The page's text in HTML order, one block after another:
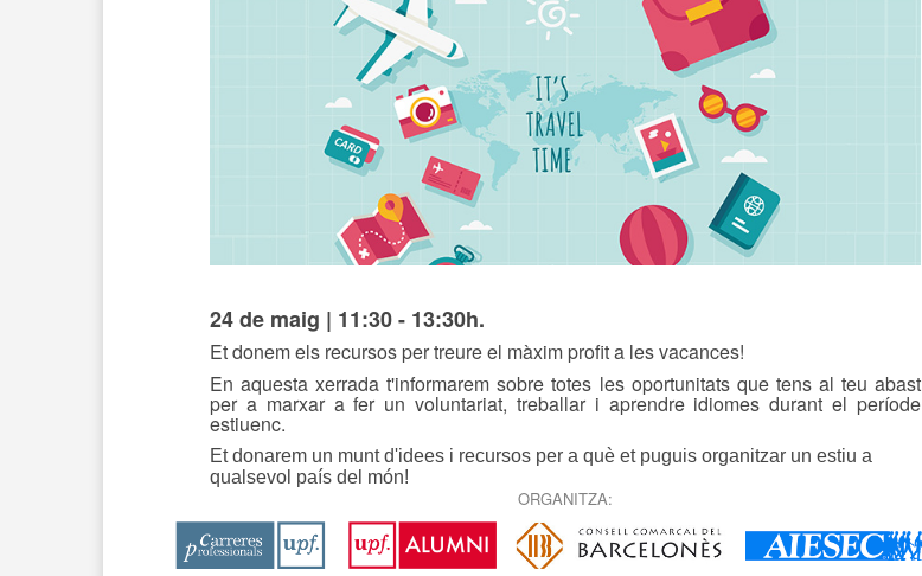
24 de maig | 11:30 - 13:30h.
Et donem els recursos per treure el màxim profit a les vacances!
En aquesta xerrada t'informarem sobre totes les oportunitats que tens al teu abast
per a marxar a fer un voluntariat, treballar i aprendre idiomes durant el període
estiuenc.
Et donarem un munt d'idees i recursos per a què et puguis organitzar un estiu a
qualsevol país del món!
ORGANITZA: